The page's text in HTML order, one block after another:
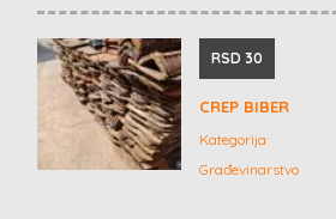
RSD 30
CREP BIBER
Kategorija:
Građevinarstvo